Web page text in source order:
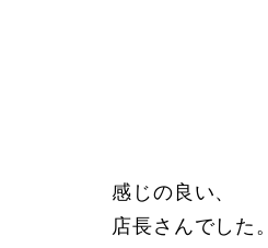
感じの良い、
店長さんでした。